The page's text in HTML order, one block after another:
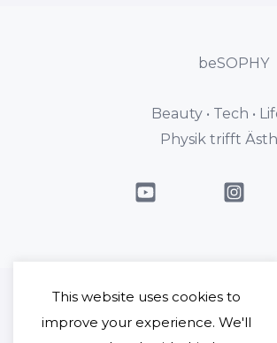
beSOPHY
Beauty • Tech •
Physik trifft
This website uses cookies to
improve your experience. We'll